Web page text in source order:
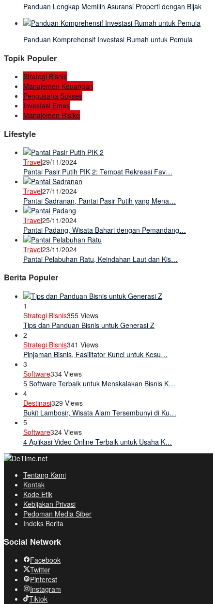
Panduan Lengkap Memilih Asuransi Properti dengan Bijak
Panduan Komprehensif Investasi Rumah untuk Pemula
Topik Populer
Strategi Bisnis
Manajemen Keuangan
Pengusaha Sukses
Investasi Emas
Manajemen Risiko
Lifestyle
Travel29/11/2024
Pantai Pasir Putih PIK 2: Tempat Rekreasi Fav…
Travel27/11/2024
Pantai Sadranan, Pantai Pasir Putih yang Mena…
Travel25/11/2024
Pantai Padang, Wisata Bahari dengan Pemandang…
Travel23/11/2024
Pantai Pelabuhan Ratu, Keindahan Laut dan Kis…
Berita Populer
1
Strategi Bisnis355 Views
Tips dan Panduan Bisnis untuk Generasi Z
2
Strategi Bisnis341 Views
Pinjaman Bisnis, Fasilitator Kunci untuk Kesu…
3
Software334 Views
5 Software Terbaik untuk Menskalakan Bisnis K…
4
Destinasi329 Views
Bukit Lambosir, Wisata Alam Tersembunyi di Ku…
5
Software324 Views
4 Aplikasi Video Online Terbaik untuk Usaha K…
Tentang Kami
Kontak
Kode Etik
Kebijakan Privasi
Pedoman Media Siber
Indeks Berita
Social Network
Facebook
Twitter
Pinterest
Instagram
Tiktok